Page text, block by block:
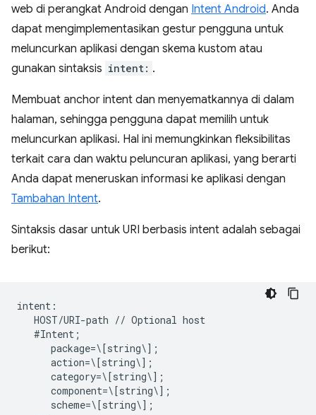
web di perangkat Android dengan Intent Android. Anda
dapat mengimplementasikan gestur pengguna untuk
meluncurkan aplikasi dengan skema kustom atau
gunakan sintaksis intent: .
Membuat anchor intent dan menyematkannya di dalam
halaman, sehingga pengguna dapat memilih untuk
meluncurkan aplikasi. Hal ini memungkinkan fleksibilitas
terkait cara dan waktu peluncuran aplikasi, yang berarti
Anda dapat meneruskan informasi ke aplikasi dengan
Tambahan Intent.
Sintaksis dasar untuk URI berbasis intent adalah sebagai
berikut:
intent:
   HOST/URI-path // Optional host
   #Intent;
      package=\[string\];
      action=\[string\];
      category=\[string\];
      component=\[string\];
      scheme=\[string\];